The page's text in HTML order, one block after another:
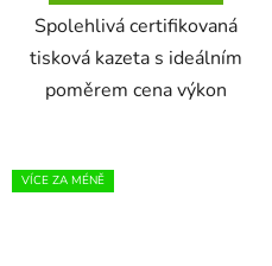
Spolehlivá certifikovaná
tisková kazeta s ideálním
poměrem cena výkon
VÍCE ZA MÉNĚ